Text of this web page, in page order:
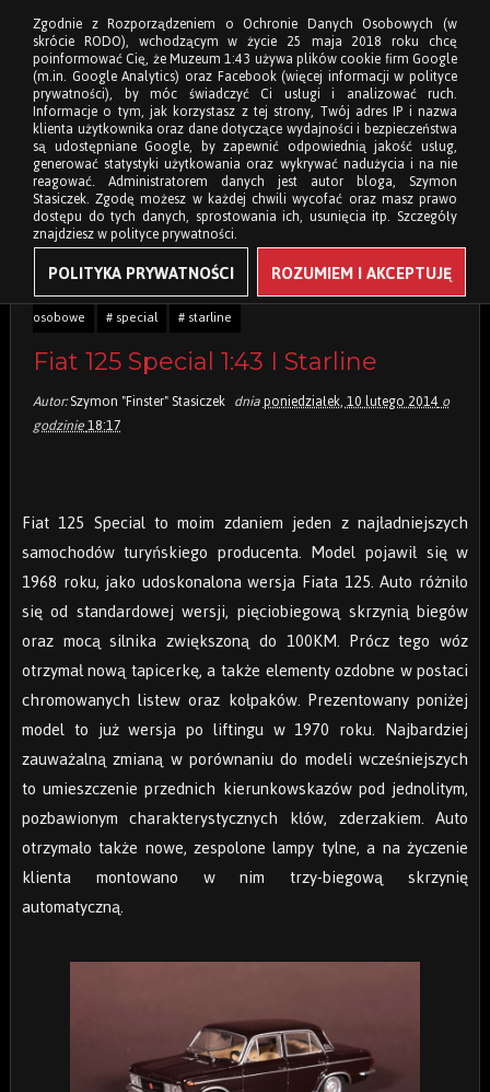
Tagi: # 1:43 # fiat # motoryzacja włoska # muzeum
#
osobowe
# special # starline
Fiat 125 Special 1:43 I Starline
Autor:Szymon "Finster" Stasiczek dniaponiedziałek, 10 lutego 2014o
godzinie18:17
Fiat 125 Special to moim zdaniem jeden z najładniejszych
samochodów turyńskiego producenta. Model pojawił się w
1968 roku, jako udoskonalona wersja Fiata 125. Auto różniło
się od standardowej wersji, pięciobiegową skrzynią biegów
oraz mocą silnika zwiększoną do 100KM. Prócz tego wóz
otrzymał nową tapicerkę, a także elementy ozdobne w postaci
chromowanych listew oraz kołpaków. Prezentowany poniżej
model to już wersja po liftingu w 1970 roku. Najbardziej
zauważalną zmianą w porównaniu do modeli wcześniejszych
to umieszczenie przednich kierunkowskazów pod jednolitym,
pozbawionym charakterystycznych kłów, zderzakiem. Auto
otrzymało także nowe, zespolone lampy tylne, a na życzenie
klienta montowano w nim trzy-biegową skrzynię
automatyczną.
Zgodnie z Rozporządzeniem o Ochronie Danych Osobowych (w
skrócie RODO), wchodzącym w życie 25 maja 2018 roku chcę
poinformować Cię, że Muzeum 1:43 używa plików cookie firm Google
(m.in. Google Analytics) oraz Facebook (więcej informacji w polityce
prywatności), by móc świadczyć Ci usługi i analizować ruch.
Informacje o tym, jak korzystasz z tej strony, Twój adres IP i nazwa
klienta użytkownika oraz dane dotyczące wydajności i bezpieczeństwa
są udostępniane Google, by zapewnić odpowiednią jakość usług,
generować statystyki użytkowania oraz wykrywać nadużycia i na nie
reagować. Administratorem danych jest autor bloga, Szymon
Stasiczek. Zgodę możesz w każdej chwili wycofać oraz masz prawo
dostępu do tych danych, sprostowania ich, usunięcia itp. Szczegóły
znajdziesz w polityce prywatności.
POLITYKA PRYWATNOŚCI ROZUMIEM I AKCEPTUJĘ